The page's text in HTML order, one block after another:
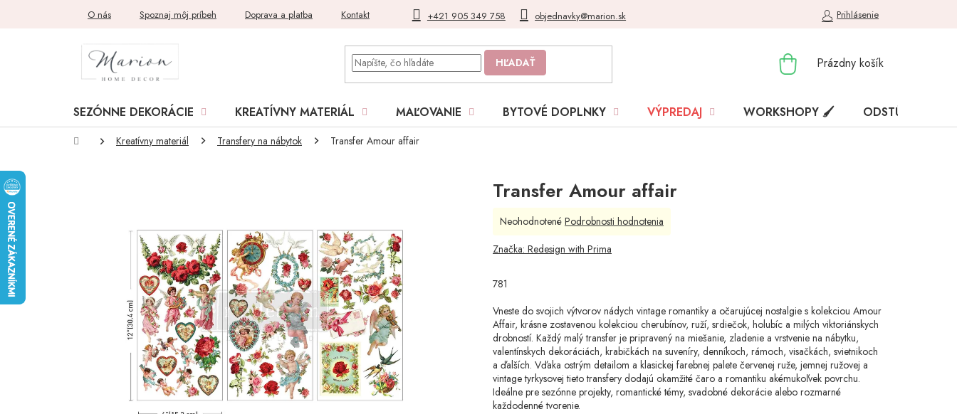
+421 905 349 758 objednavky@marion.sk
O nás Spoznaj môj príbeh Doprava a platba Kontakt Blog Moja objednávka Prihlásenie
HĽADAŤ
NÁKUPNÝ
Prázdny košík
SEZÓNNE DEKORÁCIE KREATÍVNY MATERIÁL MAĽOVANIE BYTOVÉ DOPLNKY VÝPREDAJ WORKSHOPY 🖌️ ODSTÚPENIE
DomovKreatívny materiál Transfery na nábytok Transfer Amour affair
Transfer Amour affair
781
Vneste do svojich výtvorov nádych vintage romantiky a očarujúcej nostalgie s kolekciou Amour
Affair, krásne zostavenou kolekciou cherubínov, ruží, srdiečok, holubíc a milých viktoriánskych
drobností. Každý malý transfer je pripravený na miešanie, zladenie a vrstvenie na nábytku,
valentínskych dekoráciách, krabičkách na suveníry, denníkoch, rámoch, visačkách, svietnikoch
a ďalších. Vďaka ostrým detailom a klasickej farebnej palete červenej ruže, jemnej ružovej a
vintage tyrkysovej tieto transfery dodajú okamžité čaro a romantiku akémukoľvek povrchu.
Ideálne pre sezónne projekty, romantické témy, svadobné dekorácie alebo rozmarné
každodenné tvorenie.
Priemerné
produktu
z
hviezdičiek.
Neohodnotené Podrobnosti hodnotenia
Značka: Redesign with Prima